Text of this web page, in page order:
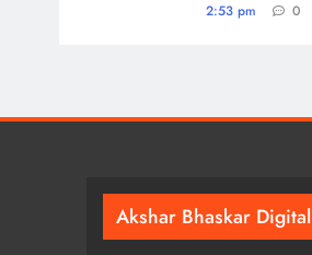
2:53 pm
0
Akshar Bhaskar Digital